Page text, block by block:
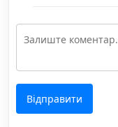
Відправити